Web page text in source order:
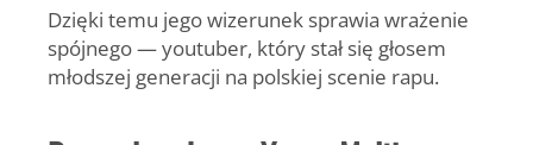
Dzięki temu jego wizerunek sprawia wrażenie
spójnego — youtuber, który stał się głosem
młodszej generacji na polskiej scenie rapu.